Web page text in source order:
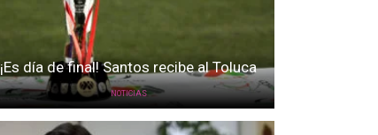
¡Es día de final! Santos recibe al Toluca
NOTICIAS